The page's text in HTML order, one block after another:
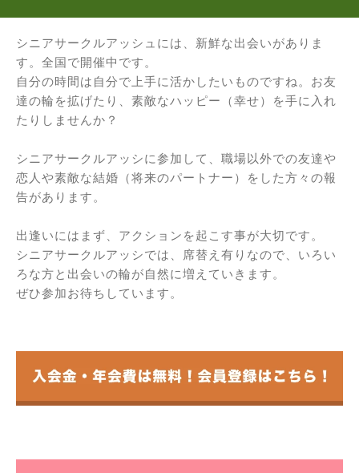
シニアサークルアッシュには、新鮮な出会いがありま
す。全国で開催中です。
自分の時間は自分で上手に活かしたいものですね。お友
達の輪を拡げたり、素敵なハッピー（幸せ）を手に入れ
たりしませんか？
シニアサークルアッシに参加して、職場以外での友達や
恋人や素敵な結婚（将来のパートナー）をした方々の報
告があります。
出逢いにはまず、アクションを起こす事が大切です。
シニアサークルアッシでは、席替え有りなので、いろい
ろな方と出会いの輪が自然に増えていきます。
ぜひ参加お待ちしています。